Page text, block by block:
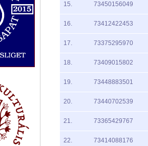
15. 73450156049
16. 73412422453
17. 73375295970
18. 73409015802
19. 73448883501
20. 73440702539
21. 73365429767
22. 73414088176